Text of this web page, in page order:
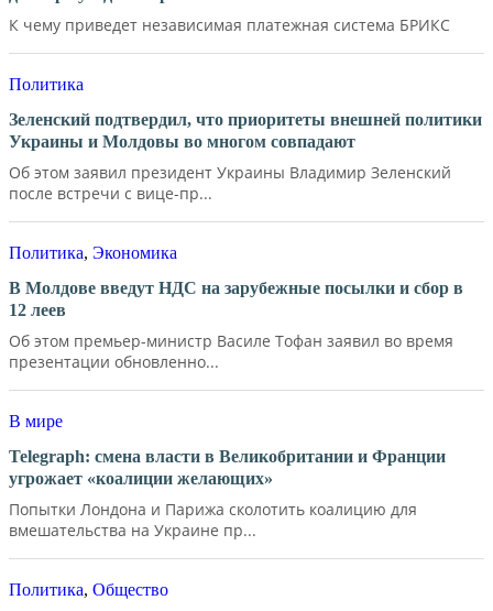
К чему приведет независимая платежная система БРИКС
Политика
Зеленский подтвердил, что приоритеты внешней политики
Украины и Молдовы во многом совпадают
Об этом заявил президент Украины Владимир Зеленский
после встречи с вице-пр...
Политика, Экономика
В Молдове введут НДС на зарубежные посылки и сбор в
12 леев
Об этом премьер-министр Василе Тофан заявил во время
презентации обновленно...
В мире
Telegraph: смена власти в Великобритании и Франции
угрожает «коалиции желающих»
Попытки Лондона и Парижа сколотить коалицию для
вмешательства на Украине пр...
Политика, Общество